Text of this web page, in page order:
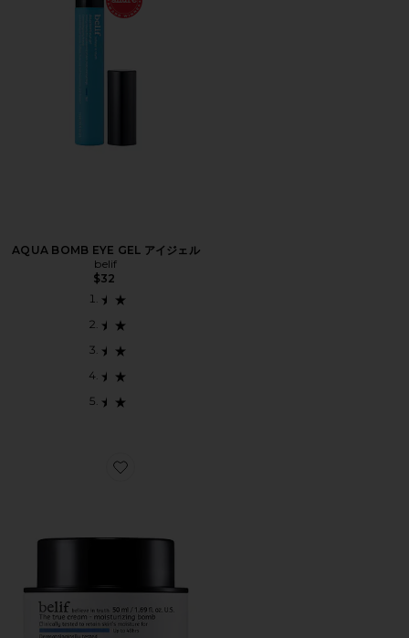
AQUA BOMB EYE GEL アイジェル
belif
$32
Favorite THE TRUE CREAM MOISTURIZING BOMB ク